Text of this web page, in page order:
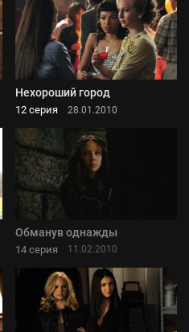
Нехороший город
12 серия 28.01.2010
Обманув однажды
14 серия 11.02.2010